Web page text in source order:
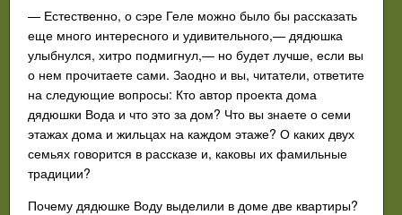
— Естественно, о сэре Геле можно было бы рассказать
еще много интересного и удивительного,— дядюшка
улыбнулся, хитро подмигнул,— но будет лучше, если вы
о нем прочитаете сами. Заодно и вы, читатели, ответите
на следующие вопросы: Кто автор проекта дома
дядюшки Вода и что это за дом? Что вы знаете о семи
этажах дома и жильцах на каждом этаже? О каких двух
семьях говорится в рассказе и, каковы их фамильные
традиции?
Почему дядюшке Воду выделили в доме две квартиры?